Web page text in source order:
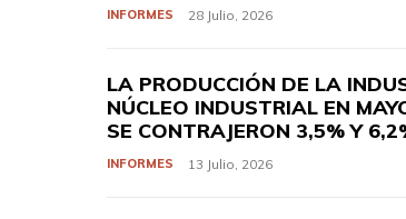
INFORMES 28 Julio, 2026
LA PRODUCCIÓN DE LA
NÚCLEO INDUSTRIAL EN
SE CONTRAJERON 3,5% Y
INFORMES 13 Julio, 2026